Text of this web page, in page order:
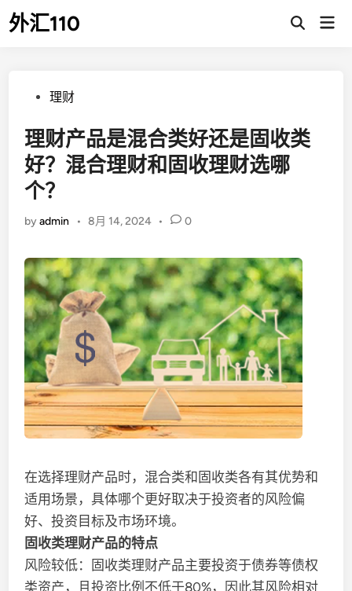
Skip
to外汇110
Open
Posted理财
理财产品是混合类好还是固收类
好？混合理财和固收理财选哪
个？
byadmin • 8月 14, 2024 • 0
在选择理财产品时，混合类和固收类各有其优势和
适用场景，具体哪个更好取决于投资者的风险偏
好、投资目标及市场环境。
固收类理财产品的特点
风险较低：固收类理财产品主要投资于债券等债权
类资产，且投资比例不低于80%，因此其风险相对